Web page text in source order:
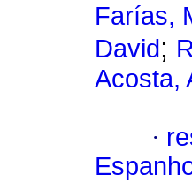
Farías,
David ;
Acosta,
·